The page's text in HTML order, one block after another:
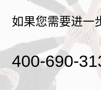
如果您需要进一
400-690-